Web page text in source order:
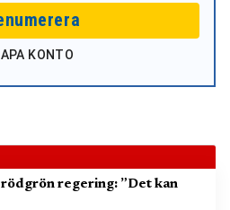
KONTO
regering: ”Det kan